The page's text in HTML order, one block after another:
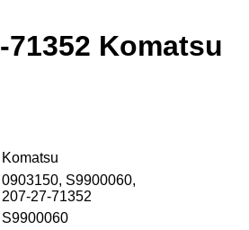
71352 Komatsu
Komatsu
0903150, S9900060,
207-27-71352
S9900060